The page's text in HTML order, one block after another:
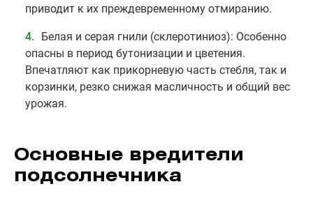
приводит к их преждевременному отмиранию.
Белая и серая гнили (склеротиниоз): Особенно
опасны в период бутонизации и цветения.
Впечатляют как прикорневую часть стебля, так и
корзинки, резко снижая масличность и общий вес
урожая.
Основные вредители
подсолнечника